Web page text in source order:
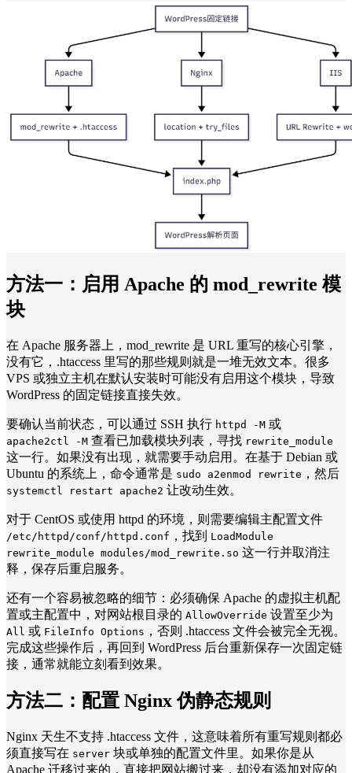
方法一： 启用 Apache 的 mod_rewrite 模
块
在 Apache 服务器上，mod_rewrite 是 URL 重写的核心引擎，
没有它，.htaccess 里写的那些规则就是一堆无效文本。很多
VPS 或独立主机在默认安装时可能没有启用这个模块，导致
WordPress 的固定链接直接失效。
要确认当前状态，可以通过 SSH 执行 httpd -M 或
apache2ctl -M 查看已加载模块列表，寻找 rewrite_module
这一行。如果没有出现，就需要手动启用。在基于 Debian 或
Ubuntu 的系统上，命令通常是 sudo a2enmod rewrite ，然后
systemctl restart apache2 让改动生效。
对于 CentOS 或使用 httpd 的环境，则需要编辑主配置文件
/etc/httpd/conf/httpd.conf ，找到 LoadModule
rewrite_module modules/mod_rewrite.so 这一行并取消注
释，保存后重启服务。
还有一个容易被忽略的细节：必须确保 Apache 的虚拟主机配
置或主配置中，对网站根目录的 AllowOverride 设置至少为
All 或 FileInfo Options ，否则 .htaccess 文件会被完全无视。
完成这些操作后，再回到 WordPress 后台重新保存一次固定链
接，通常就能立刻看到效果。
方法二： 配置 Nginx 伪静态规则
Nginx 天生不支持 .htaccess 文件，这意味着所有重写规则都必
须直接写在 server 块或单独的配置文件里。如果你是从
Apache 迁移过来的，直接把网站搬过来，却没有添加对应的